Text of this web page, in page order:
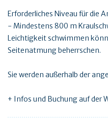
Erforderliches Niveau für die
- Mindestens 800 m
Leichtigkeit schwimmen
Seitenatmung beherrschen.
Sie werden außerhalb der
+ Infos und Buchung auf der